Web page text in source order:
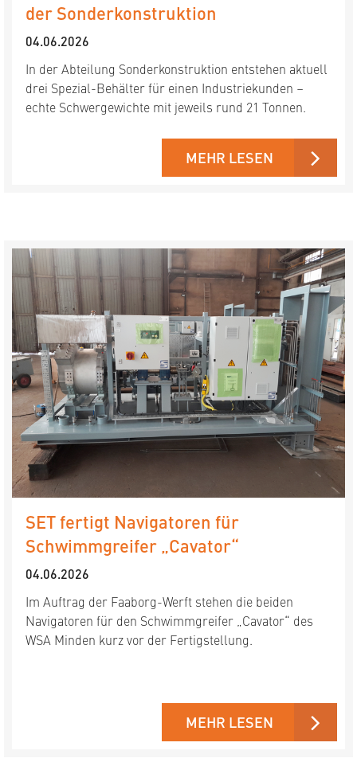
der Sonderkonstruktion
04.06.2026
In der Abteilung Sonderkonstruktion entstehen aktuell
drei Spezial-Behälter für einen Industriekunden –
echte Schwergewichte mit jeweils rund 21 Tonnen.
MEHR LESEN
SET fertigt Navigatoren für
Schwimmgreifer „Cavator“
04.06.2026
Im Auftrag der Faaborg-Werft stehen die beiden
Navigatoren für den Schwimmgreifer „Cavator“ des
WSA Minden kurz vor der Fertigstellung.
MEHR LESEN